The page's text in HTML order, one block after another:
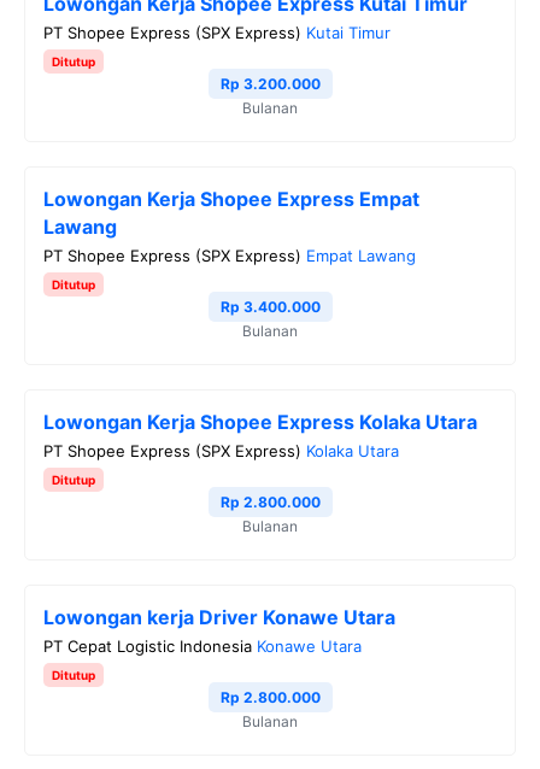
PT Shopee Express (SPX Express) Kutai Timur
Ditutup
Rp 3.200.000
Bulanan
Lowongan Kerja Shopee Express Empat
Lawang
PT Shopee Express (SPX Express) Empat Lawang
Ditutup
Rp 3.400.000
Bulanan
Lowongan Kerja Shopee Express Kolaka Utara
PT Shopee Express (SPX Express) Kolaka Utara
Ditutup
Rp 2.800.000
Bulanan
Lowongan kerja Driver Konawe Utara
PT Cepat Logistic Indonesia Konawe Utara
Ditutup
Rp 2.800.000
Bulanan